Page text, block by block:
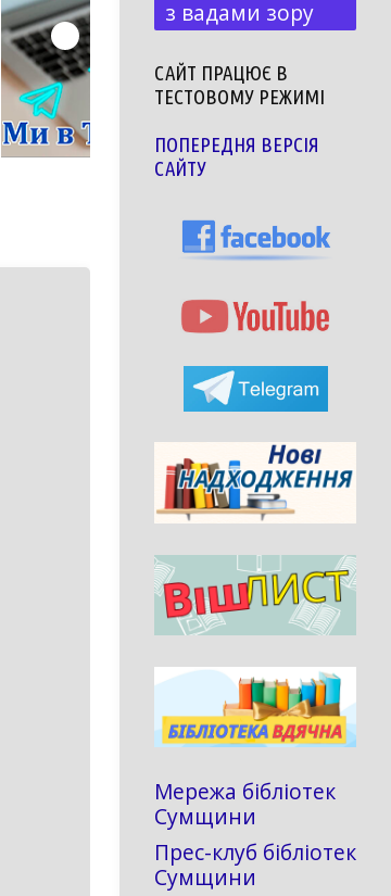
з вадами зору
САЙТ ПРАЦЮЄ В
ТЕСТОВОМУ РЕЖИМІ
ПОПЕРЕДНЯ ВЕРСІЯ
САЙТУ
Мережа бібліотек
Сумщини
Прес-клуб бібліотек
Сумщини